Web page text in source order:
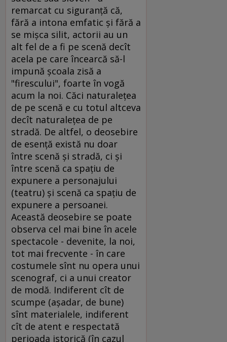
remarcat cu siguranţă că,
fără a intona emfatic şi fără a
se mişca silit, actorii au un
alt fel de a fi pe scenă decît
acela pe care încearcă să-l
impună şcoala zisă a
"firescului", foarte în vogă
acum la noi. Căci naturaleţea
de pe scenă e cu totul altceva
decît naturaleţea de pe
stradă. De altfel, o deosebire
de esenţă există nu doar
între scenă şi stradă, ci şi
între scenă ca spaţiu de
expunere a personajului
(teatru) şi scenă ca spaţiu de
expunere a persoanei.
Această deosebire se poate
observa cel mai bine în acele
spectacole - devenite, la noi,
tot mai frecvente - în care
costumele sînt nu opera unui
scenograf, ci a unui creator
de modă. Indiferent cît de
scumpe (aşadar, de bune)
sînt materialele, indiferent
cît de atent e respectată
perioada istorică (în cazul